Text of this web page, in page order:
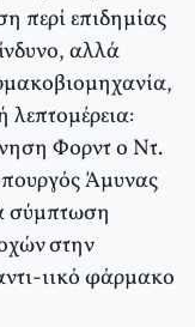
περί επιδημίας
αλλά
Φορντ ο Ντ.
Άμυνας
σύμπτωση
στην
ιικό φάρμακο